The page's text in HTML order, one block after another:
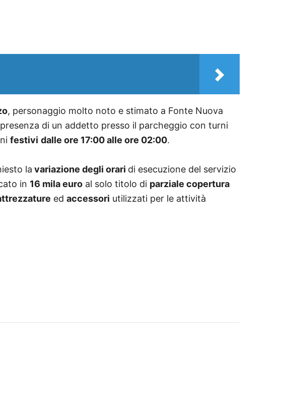
, personaggio molto noto e stimato a Fonte Nuova
di un addetto presso il parcheggio con turni
festivi dalle ore 17:00 alle ore 02:00.
la variazione degli orari di esecuzione del servizio
in 16 mila euro al solo titolo di parziale copertura
ed accessori utilizzati per le attività